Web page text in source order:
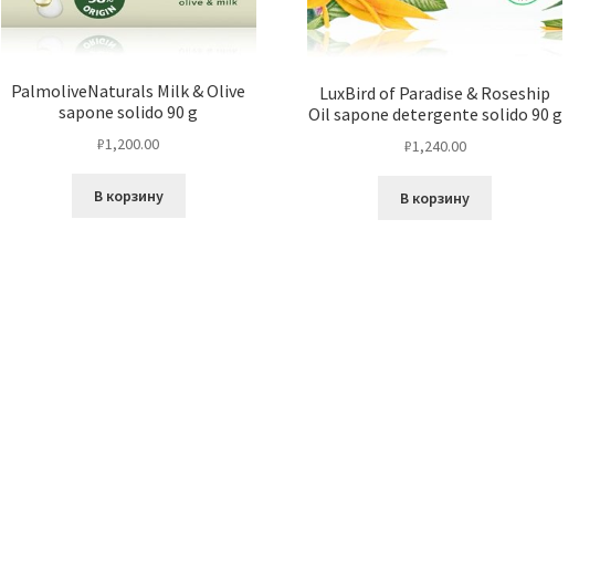
PalmoliveNaturals Milk & Olive
sapone solido 90 g
₽1,200.00
В корзину
LuxBird of Paradise & Roseship
Oil sapone detergente solido 90 g
₽1,240.00
В корзину